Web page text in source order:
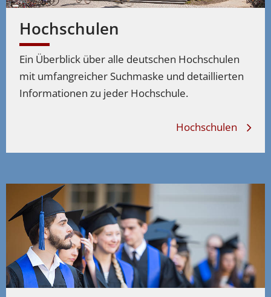
Hochschulen
Ein Überblick über alle deutschen Hochschulen
mit umfangreicher Suchmaske und detaillierten
Informationen zu jeder Hochschule.
Hochschulen